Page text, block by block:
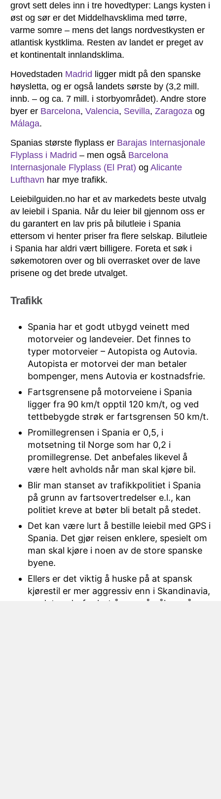
grovt sett deles inn i tre hovedtyper: Langs kysten i
øst og sør er det Middelhavsklima med tørre,
varme somre – mens det langs nordvestkysten er
atlantisk kystklima. Resten av landet er preget av
et kontinentalt innlandsklima.
Hovedstaden Madrid ligger midt på den spanske
høysletta, og er også landets sørste by (3,2 mill.
innb. – og ca. 7 mill. i storbyområdet). Andre store
byer er Barcelona, Valencia, Sevilla, Zaragoza og
Málaga.
Spanias største flyplass er Barajas Internasjonale
Flyplass i Madrid – men også Barcelona
Internasjonale Flyplass (El Prat) og Alicante
Lufthavn har mye trafikk.
Leiebilguiden.no har et av markedets beste utvalg
av leiebil i Spania. Når du leier bil gjennom oss er
du garantert en lav pris på bilutleie i Spania
ettersom vi henter priser fra flere selskap. Bilutleie
i Spania har aldri vært billigere. Foreta et søk i
søkemotoren over og bli overrasket over de lave
prisene og det brede utvalget.
Trafikk
Spania har et godt utbygd veinett med
motorveier og landeveier. Det finnes to
typer motorveier – Autopista og Autovia.
Autopista er motorvei der man betaler
bompenger, mens Autovia er kostnadsfrie.
Fartsgrensene på motorveiene i Spania
ligger fra 90 km/t opptil 120 km/t, og ved
tettbebygde strøk er fartsgrensen 50 km/t.
Promillegrensen i Spania er 0,5, i
motsetning til Norge som har 0,2 i
promillegrense. Det anbefales likevel å
være helt avholds når man skal kjøre bil.
Blir man stanset av trafikkpolitiet i Spania
på grunn av fartsovertredelser e.l., kan
politiet kreve at bøter bli betalt på stedet.
Det kan være lurt å bestille leiebil med GPS i
Spania. Det gjør reisen enklere, spesielt om
man skal kjøre i noen av de store spanske
byene.
Ellers er det viktig å huske på at spansk
kjørestil er mer aggressiv enn i Skandinavia,
og det er derfor lurt å være årvåken på